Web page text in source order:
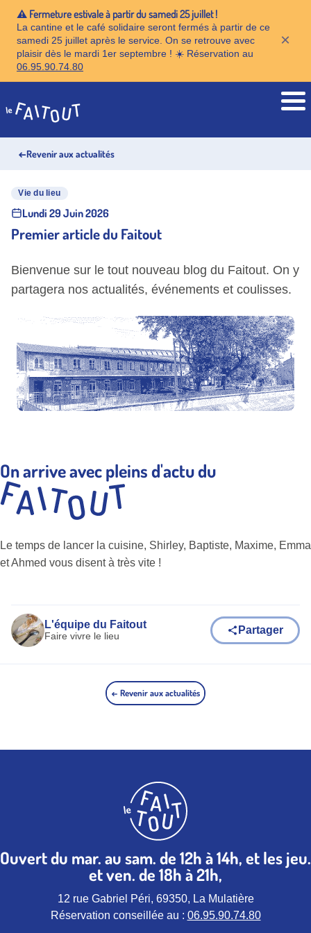
⚠️ Fermeture estivale à partir du samedi 25 juillet !
La cantine et le café solidaire seront fermés à partir de ce
samedi 25 juillet après le service. On se retrouve avec
plaisir dès le mardi 1er septembre ! ☀️ Réservation au
06.95.90.74.80
×
Accueil
←Revenir aux actualités
Vie du lieu
Lundi 29 Juin 2026
Premier article du Faitout
Bienvenue sur le tout nouveau blog du Faitout. On y
partagera nos actualités, événements et coulisses.
On arrive avec pleins d'actu du
Le temps de lancer la cuisine, Shirley, Baptiste, Maxime, Emma
et Ahmed vous disent à très vite !
L'équipe du Faitout
Faire vivre le lieu
Partager
← Revenir aux actualités
Ouvert du mar. au sam. de 12h à 14h, et les jeu.
et ven. de 18h à 21h,
12 rue Gabriel Péri, 69350, La Mulatière
Réservation conseillée au : 06.95.90.74.80